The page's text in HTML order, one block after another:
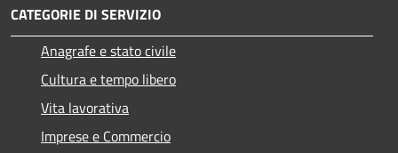
CATEGORIE DI SERVIZIO
Anagrafe e stato civile
Cultura e tempo libero
Vita lavorativa
Imprese e Commercio